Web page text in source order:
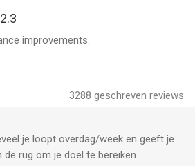
ervaring
naadloos met populaire
- om je pols, aan je vinger of
improvements.
3288 geschreven reviews
je loopt overdag/week en geeft je
rug om je doel te bereiken